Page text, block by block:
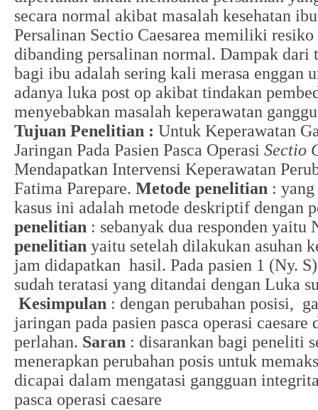
secara normal akibat masalah kesehatan
Persalinan Sectio Caesarea memiliki
dibanding persalinan normal. Dampak dari
bagi ibu adalah sering kali merasa enggan
adanya luka post op akibat tindakan
menyebabkan masalah keperawatan
Tujuan Penelitian : Untuk Keperawatan
Jaringan Pada Pasien Pasca Operasi Sectio
Mendapatkan Intervensi Keperawatan
Fatima Parepare. Metode penelitian :
kasus ini adalah metode deskriptif dengan
penelitian : sebanyak dua responden yaitu
penelitian yaitu setelah dilakukan asuhan
jam didapatkan hasil. Pada pasien 1 (Ny.
sudah teratasi yang ditandai dengan Luka
Kesimpulan : dengan perubahan posisi,
jaringan pada pasien pasca operasi caesare
perlahan. Saran : disarankan bagi peneliti
menerapkan perubahan posis untuk
dicapai dalam mengatasi gangguan
pasca operasi caesare